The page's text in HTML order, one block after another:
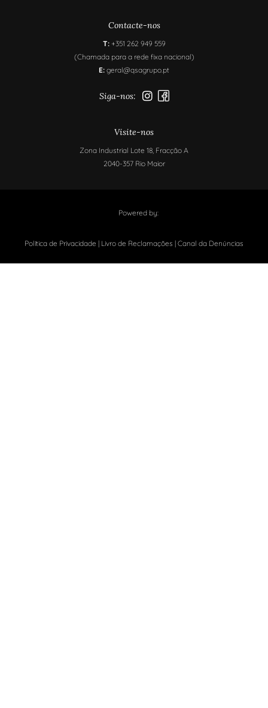
Contacte-nos
T:+351 262 949 559
(Chamada para a rede fixa nacional)
E: geral@qsagrupo.pt
Siga-nos:
Visite-nos
Zona Industrial Lote 18, Fracção A
2040-357 Rio Maior
Powered by: ​
Política de Privacidade | Livro de Reclamações | Canal da Denúncias